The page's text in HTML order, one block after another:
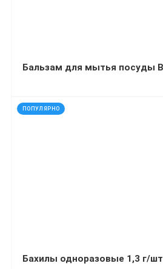
ПОПУЛЯРНО
код: 6933
Бахилы одноразовые 1,3 г/